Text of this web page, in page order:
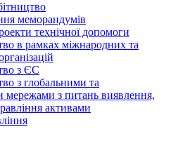
меморандумів
технічної допомоги
в рамках міжнародних та
з ЄС
з глобальними та
мережами з питань виявлення,
активами